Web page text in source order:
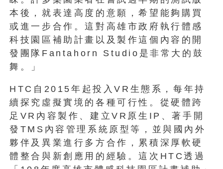
本後，就表達高度的意願，希望能夠購買
或進一步合作。這對高雄市政府執行體感
科技園區補助計畫以及製作這個內容的開
發團隊Fantahorn Studio是非常大的鼓
舞。」
HTC自2015年起投入VR生態系，每年持
續探究虛擬實境的各種可行性。從硬體跨
足VR內容製作、建立VR原生IP、著手開
發TMS內容管理系統原型等，並與國內外
夥伴及異業進行多方合作，累積深厚軟硬
體整合與新創應用的經驗。這次HTC透過